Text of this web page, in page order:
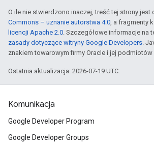
O ile nie stwierdzono inaczej, treść tej strony jest
Commons – uznanie autorstwa 4.0, a fragmenty
licencji Apache 2.0. Szczegółowe informacje na
zasady dotyczące witryny Google Developers.
znakiem towarowym firmy Oracle i jej
Ostatnia aktualizacja: 2026-07-19 UTC.
Komunikacja
Google Developer Program
Google Developer Groups